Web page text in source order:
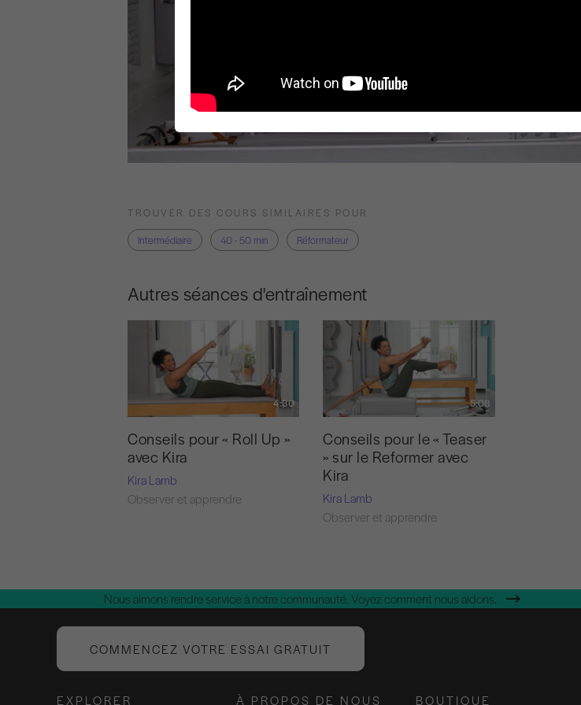
TROUVER DES COURS SIMILAIRES POUR
Intermédiaire
40 - 50 min Réformateur
Autres séances d'entraînement
4:30
Conseils pour « Roll Up »
avec Kira
Kira Lamb
Observer et apprendre
5:08
Conseils pour le « Teaser
» sur le Reformer avec
Kira
Kira Lamb
Observer et apprendre
Nous aimons rendre service à notre communauté. Voyez comment nous aidons.
COMMENCEZ VOTRE ESSAI GRATUIT
EXPLORER À PROPOS DE NOUS BOUTIQUE